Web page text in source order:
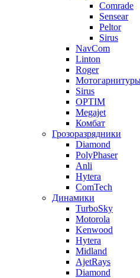
Comrade
Sensear
Peltor
Sirus
NavCom
Linton
Roger
Sirus
OPTIM
Megajet
Комбат
Грозоразрядники
Diamond
PolyPhaser
Anli
Hytera
ComTech
Динамики
TurboSky
Motorola
Kenwood
Hytera
Midland
AjetRays
Diamond